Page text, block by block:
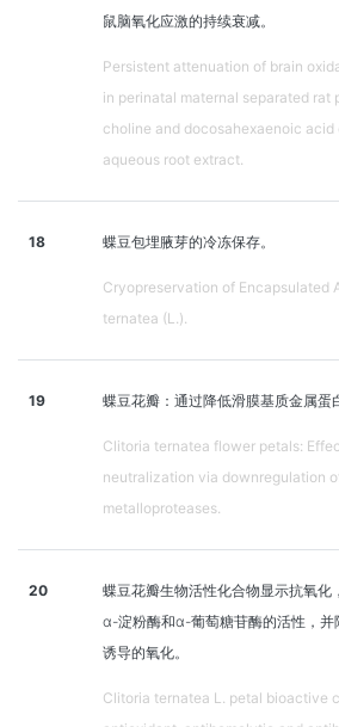
鼠脑氧化应激的持续衰减。
Persistent attenuation of brain
in perinatal maternal separated rat
choline and docosahexaenoic acid
aqueous root extract.
18 蝶豆包埋腋芽的冷冻保存。
Cryopreservation of Encapsulated
ternatea (L.).
19 蝶豆花瓣：通过降低滑膜基质金属蛋
Clitoria ternatea flower petals:
neutralization via downregulation
metalloproteases.
20
蝶豆花瓣生物活性化合物显示抗氧化
α-淀粉酶和α-葡萄糖苷酶的活性，并
诱导的氧化。
Clitoria ternatea L. petal bioactive